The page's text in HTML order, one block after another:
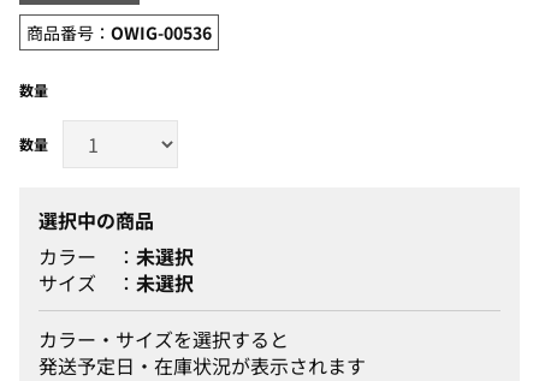
商品番号： OWIG-00536
数量
選択中の商品
カラー
未選択
サイズ
未選択
カラー・サイズを選択すると
発送予定日・在庫状況が表示されます